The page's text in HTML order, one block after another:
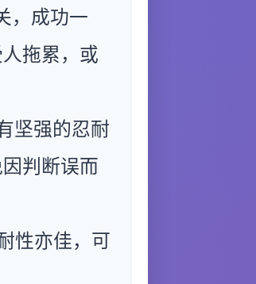
，成功一
拖累，或
坚强的忍耐
判断误而
性亦佳，可